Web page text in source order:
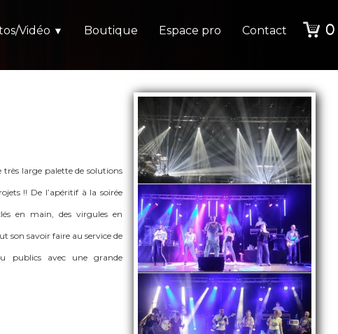
Vidéo ▼ Boutique Espace pro Contact 0
très large palette de solutions
!! De l’apéritif à la soirée
en main, des virgules en
son savoir faire au service de
publics avec une grande